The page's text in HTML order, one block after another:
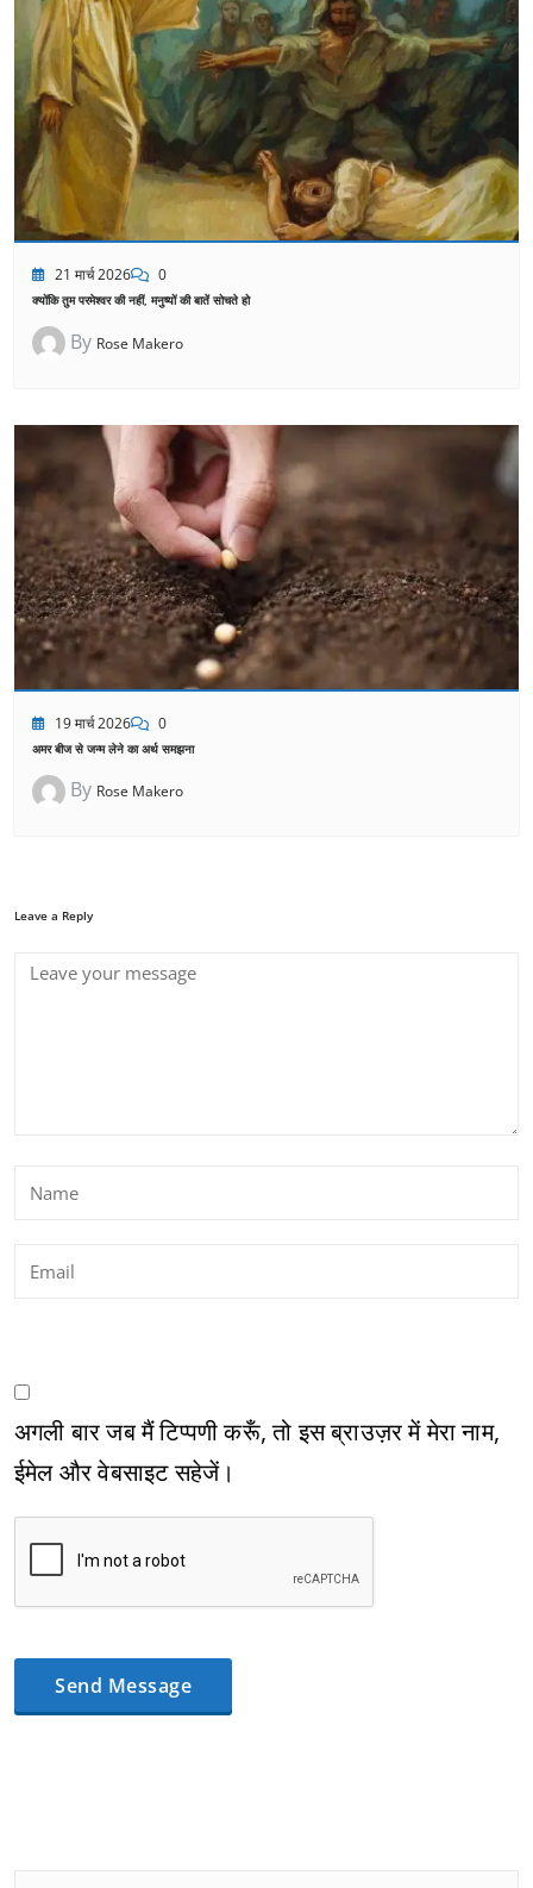
21 मार्च 2026 0
क्योंकि तुम परमेश्वर की नहीं, मनुष्यों की बातें सोचते हो
By Rose Makero
19 मार्च 2026 0
अमर बीज से जन्म लेने का अर्थ समझना
By Rose Makero
Leave a Reply
अगली बार जब मैं टिप्पणी करूँ, तो इस ब्राउज़र में मेरा नाम,
ईमेल और वेबसाइट सहेजें।